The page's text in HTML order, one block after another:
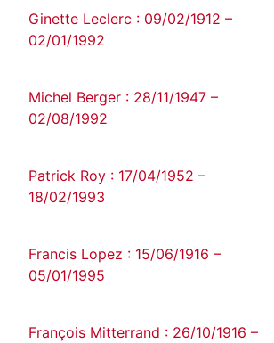
Ginette Leclerc : 09/02/1912 –
02/01/1992
Michel Berger : 28/11/1947 –
02/08/1992
Patrick Roy : 17/04/1952 –
18/02/1993
Francis Lopez : 15/06/1916 –
05/01/1995
François Mitterrand : 26/10/1916 –